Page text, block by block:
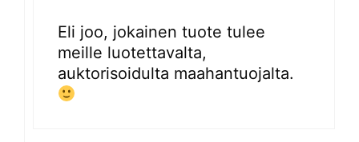
Eli joo, jokainen tuote tulee
meille luotettavalta,
auktorisoidulta maahantuojalta.